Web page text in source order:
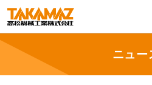
各種お問い合わせ・部品注文
採用に関してはこちらからニュー